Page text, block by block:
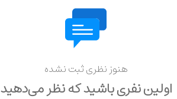
هنوز نظری ثبت نشده
اولین نفری باشید که نظر می‌دهید